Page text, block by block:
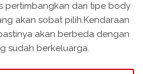
pertimbangkan dari tipe body
akan sobat pilih.Kendaraan
akan berbeda dengan
sudah berkeluarga.